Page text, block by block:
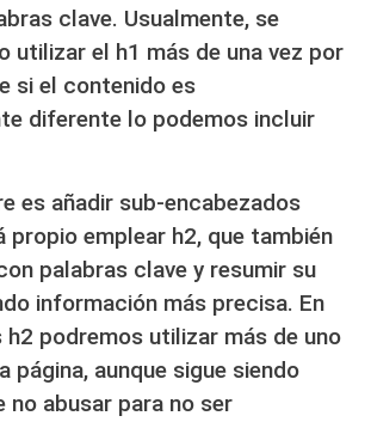
clave. Usualmente, se
utilizar el h1 más de una vez por
si el contenido es
diferente lo podemos incluir
es añadir sub-encabezados
propio emplear h2, que también
palabras clave y resumir su
información más precisa. En
podremos utilizar más de uno
página, aunque sigue siendo
no abusar para no ser